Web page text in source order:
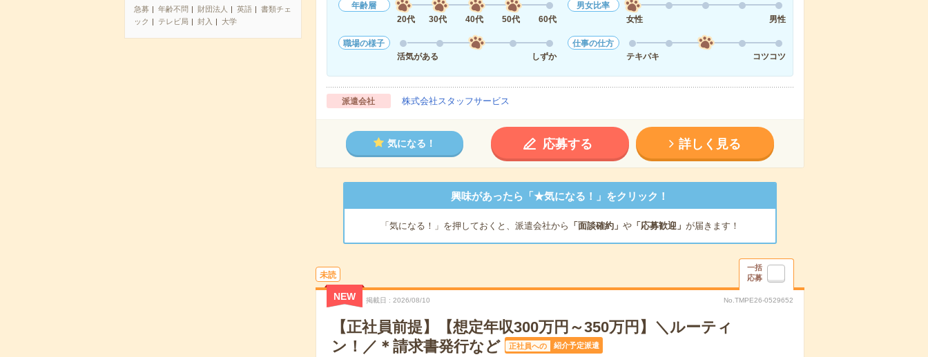
急募 年齢不問 財団法人 英語
書類チェ
ック
テレビ局 封入 大学
年齢層
20代
30代 40代 50代 60代
男女比率
女性
男性
職場の様子
活気がある
しずか
仕事の仕方
テキパキ
コツコツ
派遣会社 株式会社スタッフサービス
気になる！ 応募する 詳しく見る
興味があったら「★気になる！」をクリック！
「気になる！」を押しておくと、派遣会社から 「面談確約」 や「応募歓迎」 が届きます！
未読
一括
応募
NEW 掲載日 2026/08/10 No.TMPE26-0529652
【正社員前提】【想定年収300万円～350万円】＼ルーティ
ン！／＊請求書発行など
正社員への 紹介予定派遣